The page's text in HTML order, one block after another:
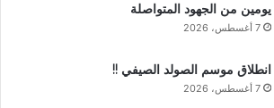
يومين من الجهود المتواصلة
7 أغسطس، 2026
انطلاق موسم الصولد الصيفي !!
7 أغسطس، 2026